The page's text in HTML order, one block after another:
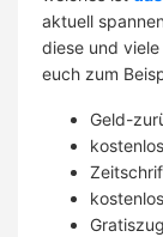
aktuell
diese und
euch zum
Geld-